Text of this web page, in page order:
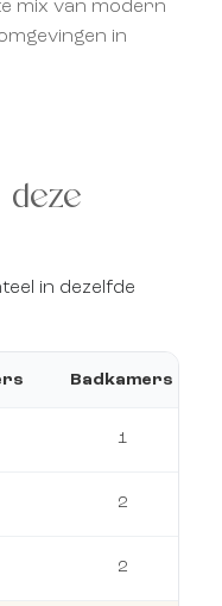
mix van modern
in
deze
in dezelfde
Badkamers
1
2
2